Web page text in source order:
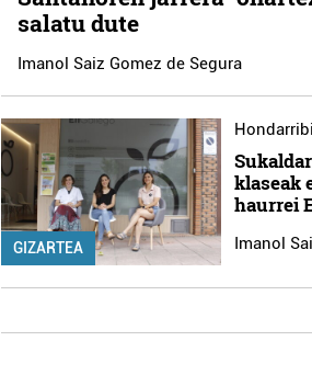
salatu dute
Imanol Saiz Gomez de Segura
GIZARTEA
klaseak
haurrei
Imanol